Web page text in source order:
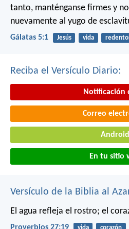
tanto, manténganse firmes y
nuevamente al yugo de
Gálatas 5:1 Jesús vida
Reciba el Versículo Diario:
Notificación
Correo
Android
En tu sitio
Versículo de la Biblia al
El agua refleja el rostro; el
vida corazón